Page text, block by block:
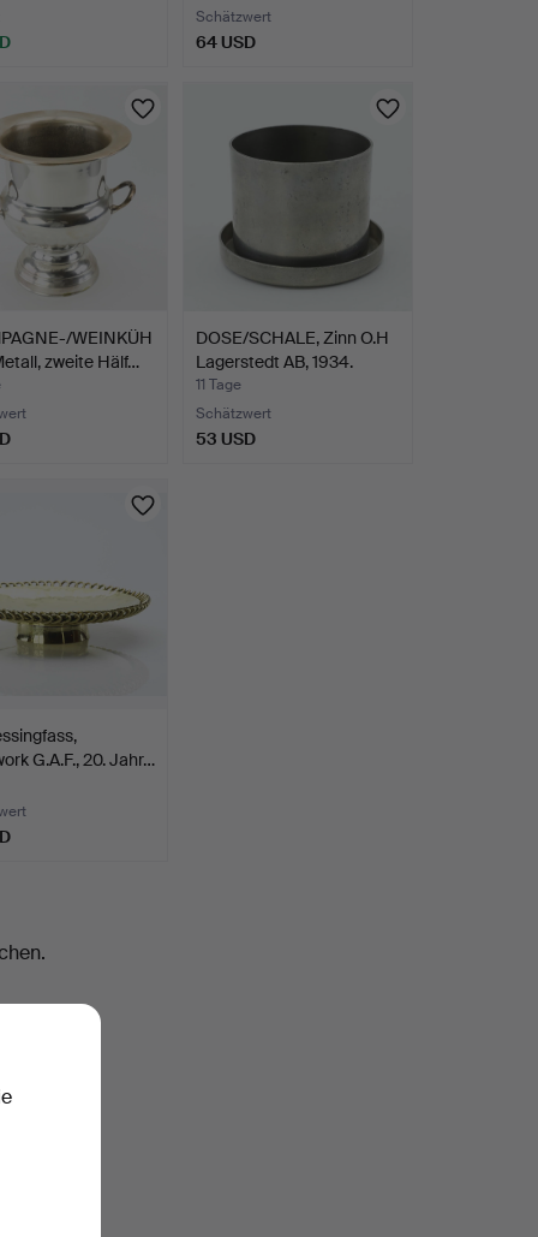
Schätzwert
64 USD
WEINKÜH
zweite Hälf…
DOSE/SCHALE, Zinn O.H
Lagerstedt AB, 1934.
11 Tage
Schätzwert
53 USD
G.A.F., 20. Jahr…